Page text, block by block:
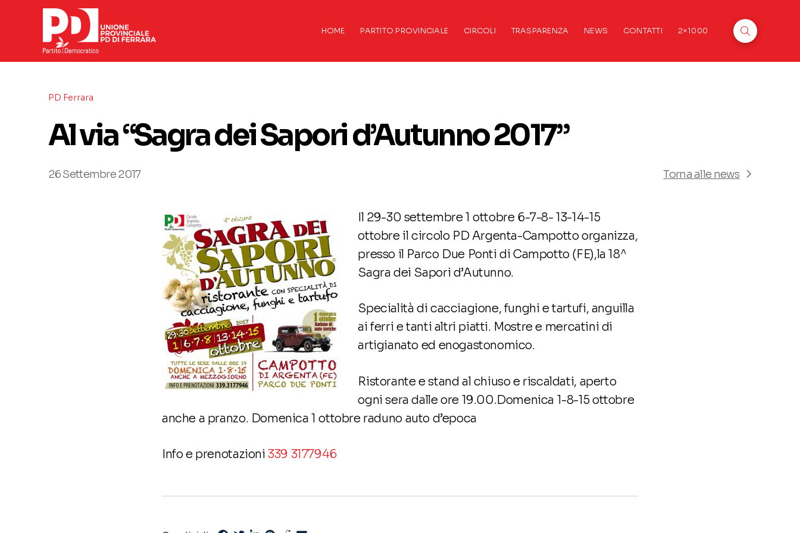
HOME PARTITO PROVINCIALE CIRCOLI TRASPARENZA NEWS CONTATTI 2×1000
PD Ferrara
Al via “Sagra dei Sapori d’Autunno 2017”
26 Settembre 2017 Torna alle news
Il 29-30 settembre 1 ottobre 6-7-8- 13-14-15
ottobre il circolo PD Argenta-Campotto organizza,
presso il Parco Due Ponti di Campotto (FE),la 18^
Sagra dei Sapori d’Autunno.
Specialità di cacciagione, funghi e tartufi, anguilla
ai ferri e tanti altri piatti. Mostre e mercatini di
artigianato ed enogastonomico.
Ristorante e stand al chiuso e riscaldati, aperto
ogni sera dalle ore 19.00.Domenica 1-8-15 ottobre
anche a pranzo. Domenica 1 ottobre raduno auto d’epoca
Info e prenotazioni339 3177946